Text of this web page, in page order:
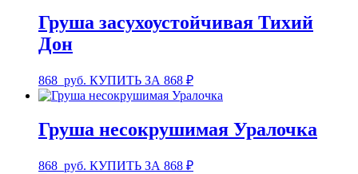
Груша засухоустойчивая Тихий
Дон
868 руб. КУПИТЬ ЗА 868 ₽
Груша несокрушимая Уралочка
868 руб. КУПИТЬ ЗА 868 ₽